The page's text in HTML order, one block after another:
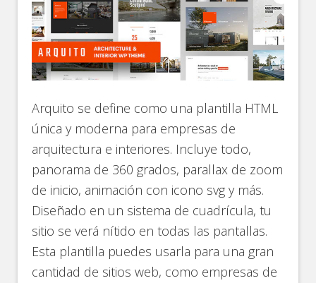
Arquito se define como una plantilla HTML
única y moderna para empresas de
arquitectura e interiores. Incluye todo,
panorama de 360 grados, parallax de zoom
de inicio, animación con icono svg y más.
Diseñado en un sistema de cuadrícula, tu
sitio se verá nítido en todas las pantallas.
Esta plantilla puedes usarla para una gran
cantidad de sitios web, como empresas de